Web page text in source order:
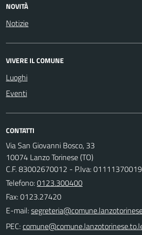
NOVITÀ
Notizie
VIVERE IL COMUNE
Luoghi
Eventi
CONTATTI
Via San Giovanni Bosco, 33
10074 Lanzo Torinese (TO)
C.F. 83002670012 - P.Iva: 01111370019
Telefono:0123.300400
Fax: 0123.27420
E-mail:
PEC: